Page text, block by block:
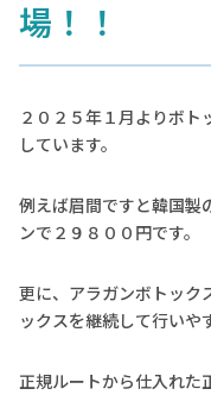
場！！
２０２５年１月よりボ
しています。
例えば眉間ですと韓国製
ンで２９８００円です。
更に、アラガンボトック
ックスを継続して行いや
正規ルートから仕入れた